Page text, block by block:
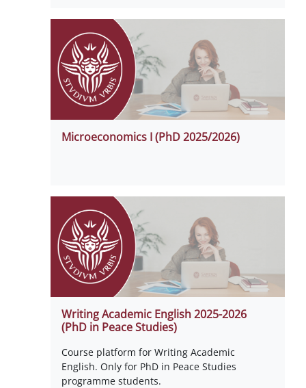
Microeconomics I (PhD 2025/2026)
Writing Academic English 2025-2026
(PhD in Peace Studies)
Course platform for Writing Academic
English. Only for PhD in Peace Studies
programme students.